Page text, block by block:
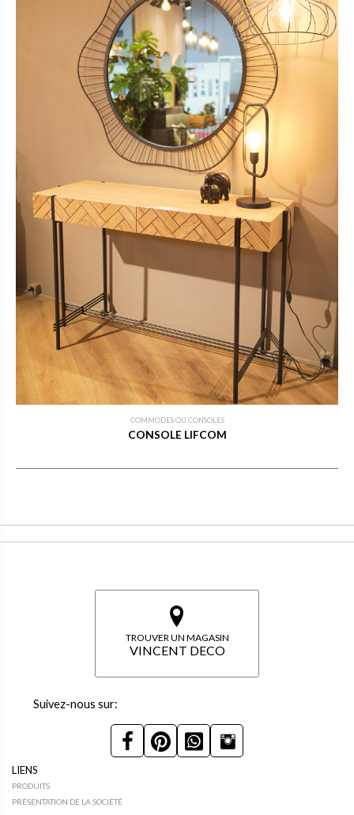
COMMODES OU CONSOLES
CONSOLE LIFCOM
TROUVER UN MAGASIN
VINCENT DECO
Suivez-nous sur:
LIENS
PRODUITS
PRÉSENTATION DE LA SOCIÉTÉ